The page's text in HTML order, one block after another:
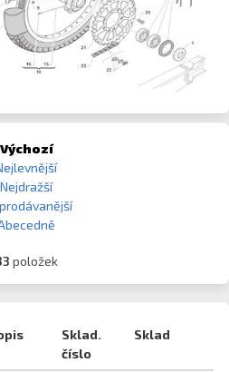
Výchozí
Nejdražší
položek
Sklad.
číslo
Sklad